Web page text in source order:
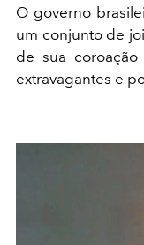
O governo
um conjunto de
de sua
extravagantes e